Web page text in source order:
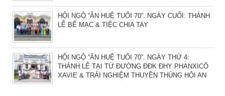
HỘI NGỘ “ÂN HUỆ TUỔI 70”. NGÀY CUỐI: THÁNH
LỄ BẾ MẠC & TIỆC CHIA TAY
HỘI NGỘ “ÂN HUỆ TUỔI 70”. NGÀY THỨ 4:
THÁNH LỄ TẠI TỪ ĐƯỜNG ĐĐK ĐHY PHANXICÔ
XAVIE & TRẢI NGHIỆM THUYỀN THÚNG HỘI AN